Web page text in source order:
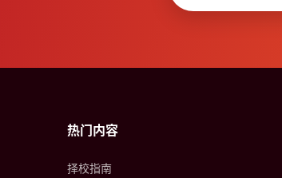
热门内容
择校指南